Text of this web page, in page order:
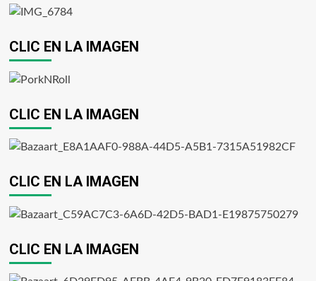
CLIC EN LA IMAGEN
CLIC EN LA IMAGEN
CLIC EN LA IMAGEN
CLIC EN LA IMAGEN